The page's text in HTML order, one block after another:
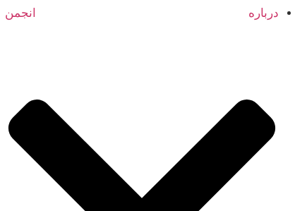
درباره انجمن